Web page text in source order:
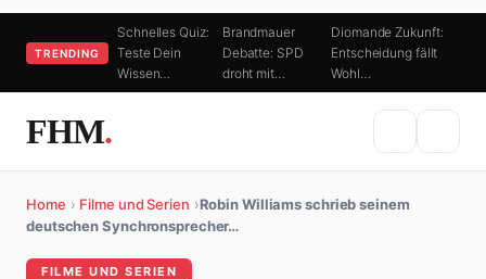
TRENDING
Schnelles Quiz:
Teste Dein
Wissen…
Brandmauer
Debatte: SPD
droht mit…
Diomande Zukunft:
Entscheidung fällt
Wohl…
FHM.
Home › Filme und Serien ›Robin Williams schrieb seinem
deutschen Synchronsprecher…
FILME UND SERIEN